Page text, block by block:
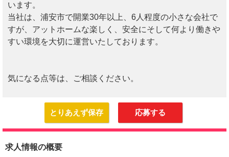
います。
当社は、浦安市で開業30年以上、6人程度の小さな会社で
すが、アットホームな楽しく、安全にそして何より働きや
すい環境を大切に運営いたしております。
気になる点等は、ご相談ください。
とりあえず保存 応募する
求人情報の概要